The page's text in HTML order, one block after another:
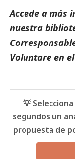
Accede a más
nuestra
Voluntare en
💡
segundos un
propuesta de